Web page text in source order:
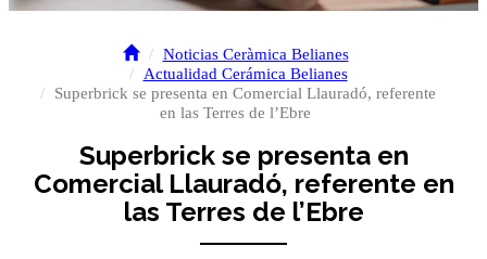
Noticias Ceràmica Belianes
Actualidad Cerámica Belianes
Superbrick se presenta en Comercial Llauradó, referente
en las Terres de l’Ebre
Superbrick se presenta en
Comercial Llauradó, referente en
las Terres de l’Ebre